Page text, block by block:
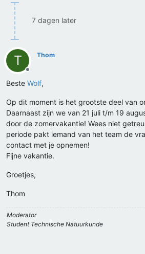
7 dagen later
T
Offline
Thom
Beste Wolf,
Op dit moment is het grootste deel van
Daarnaast zijn we van 21 juli t/m 19
door de zomervakantie! Wees niet
periode pakt iemand van het team de
contact met je opnemen!
Fijne vakantie.
Groetjes,
Thom
Moderator
Student Technische Natuurkunde